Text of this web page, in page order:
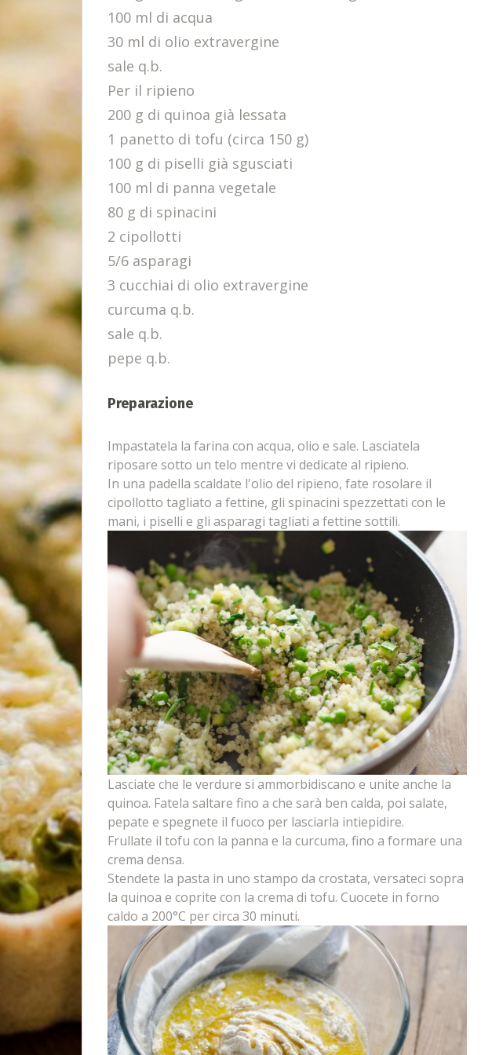
100 ml di acqua
30 ml di olio extravergine
sale q.b.
Per il ripieno
200 g di quinoa già lessata
1 panetto di tofu (circa 150 g)
100 g di piselli già sgusciati
100 ml di panna vegetale
80 g di spinacini
2 cipollotti
5/6 asparagi
3 cucchiai di olio extravergine
curcuma q.b.
sale q.b.
pepe q.b.
Preparazione
Impastatela la farina con acqua, olio e sale. Lasciatela
riposare sotto un telo mentre vi dedicate al ripieno.
In una padella scaldate l'olio del ripieno, fate rosolare il
cipollotto tagliato a fettine, gli spinacini spezzettati con le
mani, i piselli e gli asparagi tagliati a fettine sottili.
Lasciate che le verdure si ammorbidiscano e unite anche la
quinoa. Fatela saltare fino a che sarà ben calda, poi salate,
pepate e spegnete il fuoco per lasciarla intiepidire.
Frullate il tofu con la panna e la curcuma, fino a formare una
crema densa.
Stendete la pasta in uno stampo da crostata, versateci sopra
la quinoa e coprite con la crema di tofu. Cuocete in forno
caldo a 200°C per circa 30 minuti.